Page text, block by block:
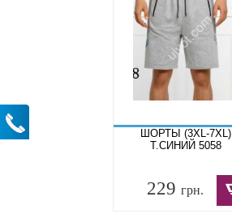
ШОРТЫ (3XL-7XL)
Т.СИНИЙ 5058
229 грн.